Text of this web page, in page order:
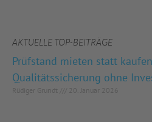
AKTUELLE TOP-BEITRÄGE
Prüfstand mieten statt
Qualitätssicherung ohne
Rüdiger Grundt 20. Januar 2026